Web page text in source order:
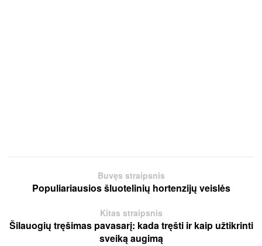
Buvęs straipsnis
Populiariausios šluotelinių hortenzijų veislės
Kitas straipsnis
Šilauogių tręšimas pavasarį: kada tręšti ir kaip užtikrinti
sveiką augimą